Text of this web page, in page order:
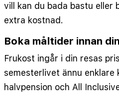
vill kan du bada bastu eller
extra kostnad.
Boka måltider innan
Frukost ingår i din resas
semesterlivet ännu enklare
halvpension och All